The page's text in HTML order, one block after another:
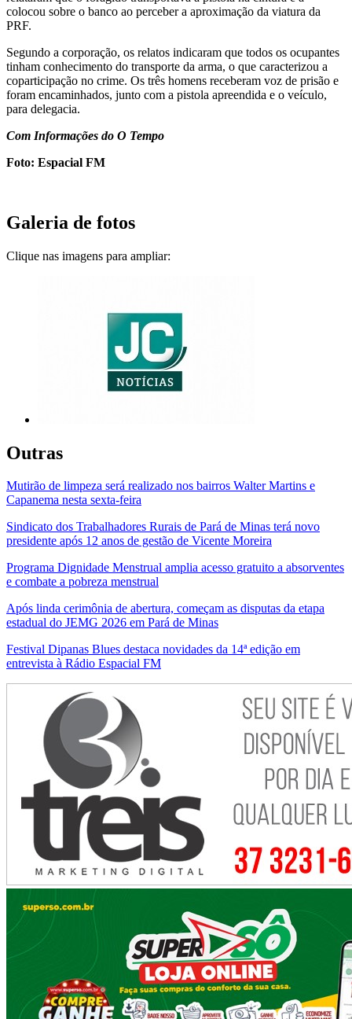
colocou sobre o banco ao perceber a aproximação da viatura da
PRF.
Segundo a corporação, os relatos indicaram que todos os ocupantes
tinham conhecimento do transporte da arma, o que caracterizou a
coparticipação no crime. Os três homens receberam voz de prisão e
foram encaminhados, junto com a pistola apreendida e o veículo,
para delegacia.
Com Informações do O Tempo
Foto: Espacial FM
Galeria de fotos
Clique nas imagens para ampliar:
Outras
Mutirão de limpeza será realizado nos bairros Walter Martins e
Capanema nesta sexta-feira
Sindicato dos Trabalhadores Rurais de Pará de Minas terá novo
presidente após 12 anos de gestão de Vicente Moreira
Programa Dignidade Menstrual amplia acesso gratuito a absorventes
e combate a pobreza menstrual
Após linda cerimônia de abertura, começam as disputas da etapa
estadual do JEMG 2026 em Pará de Minas
Festival Dipanas Blues destaca novidades da 14ª edição em
entrevista à Rádio Espacial FM